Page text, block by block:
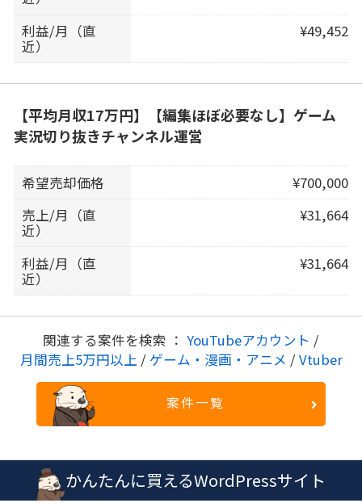
利益/月（直
近）
¥49,452
【平均月収17万円】【編集ほぼ必要なし】ゲーム
実況切り抜きチャンネル運営
希望売却価格
¥700,000
売上/月（直
近）
¥31,664
利益/月（直
近）
¥31,664
関連する案件を検索 ： YouTubeアカウント /
月間売上5万円以上 / ゲーム・漫画・アニメ / Vtuber
案件一覧
かんたんに買えるWordPressサイト